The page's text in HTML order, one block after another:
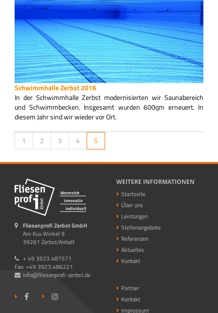
Schwimmhalle Zerbst 2016
In der Schwimmhalle Zerbst modernisierten wir Saunabereich
und Schwimmbecken. Insgesamt wurden 600qm erneuert. In
diesem Jahr sind wir wieder vor Ort.
1 2 3 4 5
Fliesenprofi Zerbst GmbH
Am Kux Winkel 9
39261 Zerbst/Anhalt
+ 49 3923.487571
Fax: +49 3923.486221
info@fliesenprofi-zerbst.de
WEITERE INFORMATIONEN
Startseite
Über uns
Leistungen
Stellenangebote
Referenzen
Aktuelles
Kontakt
Partner
Kontakt
Impressum